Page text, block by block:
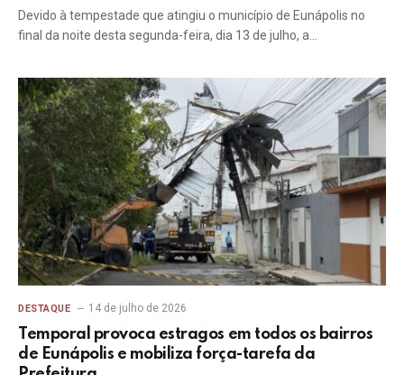
Devido à tempestade que atingiu o município de Eunápolis no
final da noite desta segunda-feira, dia 13 de julho, a…
DESTAQUE 14 de julho de 2026
Temporal provoca estragos em todos os bairros
de Eunápolis e mobiliza força-tarefa da